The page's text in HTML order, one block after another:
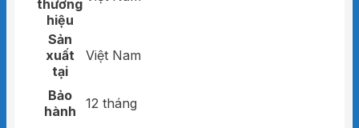
• Mặt kính nhựa PC trong suốt
• Mặt số nhựa ABS
• Vòng chia kín
• Cân có thiết kế thêm lưỡng kim bù trừ nhiệt độ : -
thương
hiệu
Sản
xuất
tại
Việt Nam
Bảo
hành
12 tháng